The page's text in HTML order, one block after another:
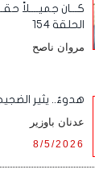
كـــان جميــــلاً
الحلقة 154
مروان ناصح
هدوءٌ.. يثير
عدنان باوزير
8/5/2026